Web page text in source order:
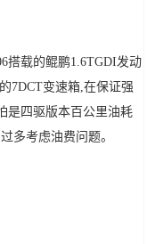
搭载的鲲鹏1.6TGDI发动
7DCT变速箱,在保证强
是四驱版本百公里油耗
多考虑油费问题。